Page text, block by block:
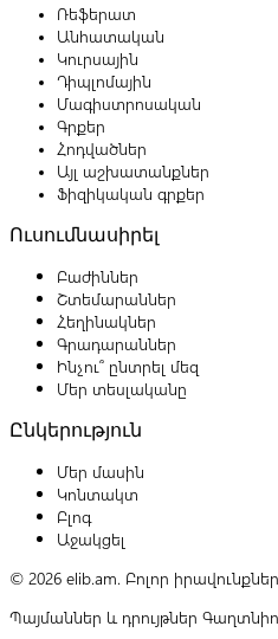
Ռեֆերատ
Անհատական
Կուրսային
Դիպլոմային
Մագիստրոսական
Գրքեր
Հոդվածներ
Այլ աշխատանքներ
Ֆիզիկական գրքեր
Ուսումնասիրել
Բաժիններ
Շտեմարաններ
Հեղինակներ
Գրադարաններ
Ինչու՞ ընտրել մեզ
Մեր տեսլականը
Ընկերություն
Մեր մասին
Կոնտակտ
Բլոգ
Աջակցել
© 2026 elib.am. Բոլոր
Պայմաններ և դրույթներ